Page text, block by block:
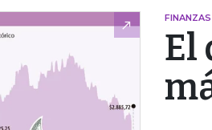
FINANZAS
El